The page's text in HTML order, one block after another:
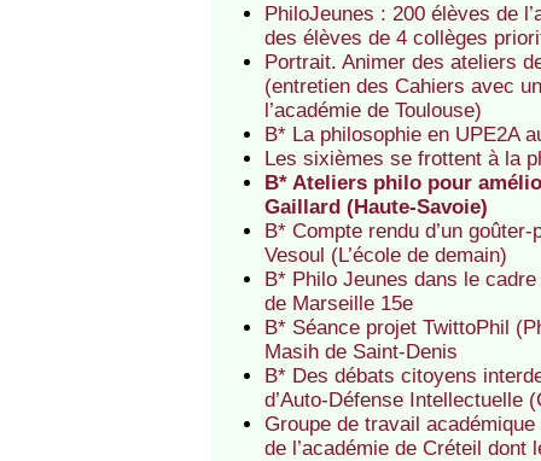
PhiloJeunes : 200 élèves de
des élèves de 4 collèges
Portrait. Animer des ateliers
(entretien des Cahiers avec
l’académie de Toulouse)
B* La philosophie en UPE2A
Les sixièmes se frottent à la
B* Ateliers philo pour
Gaillard (Haute-Savoie)
B* Compte rendu d’un
Vesoul (L’école de demain)
B* Philo Jeunes dans le
de Marseille 15e
B* Séance projet TwittoPhil
Masih de Saint-Denis
B* Des débats citoyens
d’Auto-Défense Intellectuelle
Groupe de travail
de l’académie de Créteil dont